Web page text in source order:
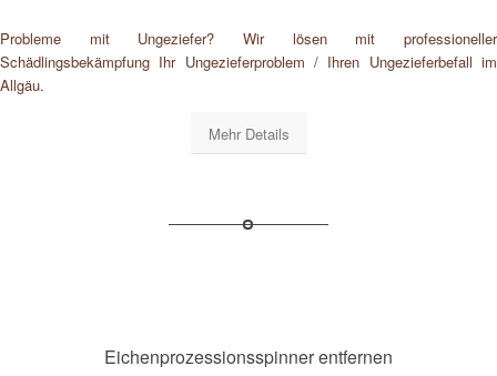
Probleme mit Ungeziefer? Wir lösen mit professioneller
Schädlingsbekämpfung Ihr Ungezieferproblem / Ihren Ungezieferbefall im
Allgäu.
Mehr Details
Eichenprozessionsspinner entfernen